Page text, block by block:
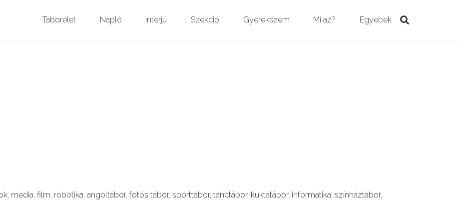
Táborélet Napló Interjú Szekció Gyerekszem Mi az? Egyebek
média, film, robotika, angoltábor, fotós tábor, sporttábor, tánctábor, kuktatábor, informatika, színháztábor,